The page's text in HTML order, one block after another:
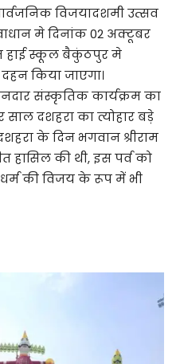
विजयादशमी उत्सव
मे दिनांक 02 अक्टूबर
हाई स्कूल बैकुंठपुर मे
किया जाएगा।
संस्कृतिक कार्यक्रम का
साल दशहरा का त्योहार बड़े
के दिन भगवान श्रीराम
हासिल की थी, इस पर्व को
की विजय के रूप में भी